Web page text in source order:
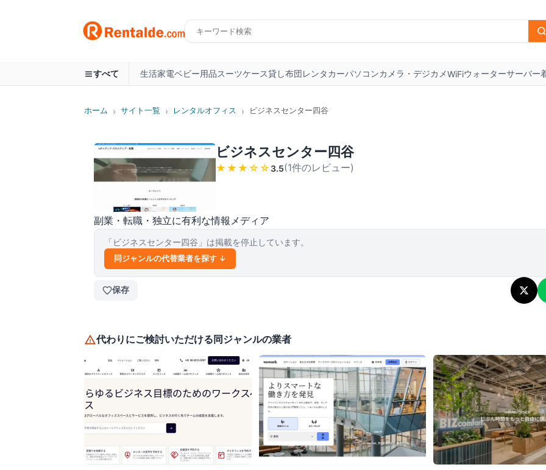
すべて 生活家電ベビー用品スーツケース貸し布団レンタカーパソコンカメラ・デジカメWiFiウォーターサーバー
ホーム › サイト一覧 › レンタルオフィス › ビジネスセンター四谷
ビジネスセンター四谷
★★★ ☆☆ 3.5(1件のレビュー)
副業・転職・独立に有利な情報メディア
「ビジネスセンター四谷 」は掲載を停止しています。
同ジャンルの代替業者を探す ↓
保存
代わりにご検討いただける同ジャンルの業者